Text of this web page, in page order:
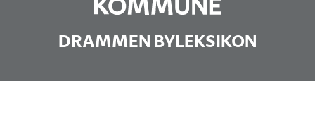
DRAMMEN BYLEKSIKON